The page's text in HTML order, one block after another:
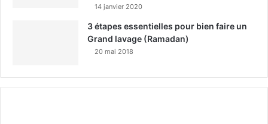
14 janvier 2020
3 étapes essentielles pour bien faire un
Grand lavage (Ramadan)
20 mai 2018